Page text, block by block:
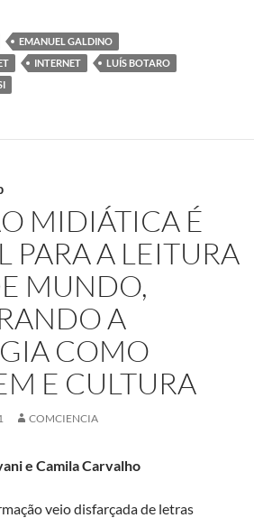
EMANUEL GALDINO
INTERNET
LUÍS BOTARO
MIDIÁTICA É
PARA A LEITURA
MUNDO,
A
COMO
E CULTURA
COMCIENCIA
e Camila Carvalho
veio disfarçada de letras